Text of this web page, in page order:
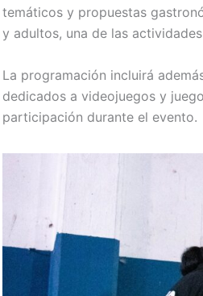
temáticos y propuestas
y adultos, una de las
La programación incluirá
dedicados a videojuegos y
participación durante el evento.